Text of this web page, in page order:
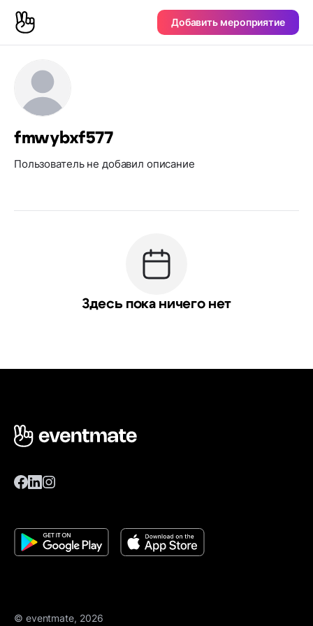
Добавить мероприятие
fmwybxf577
Пользователь не добавил описание
Здесь пока ничего нет
© eventmate, 2026